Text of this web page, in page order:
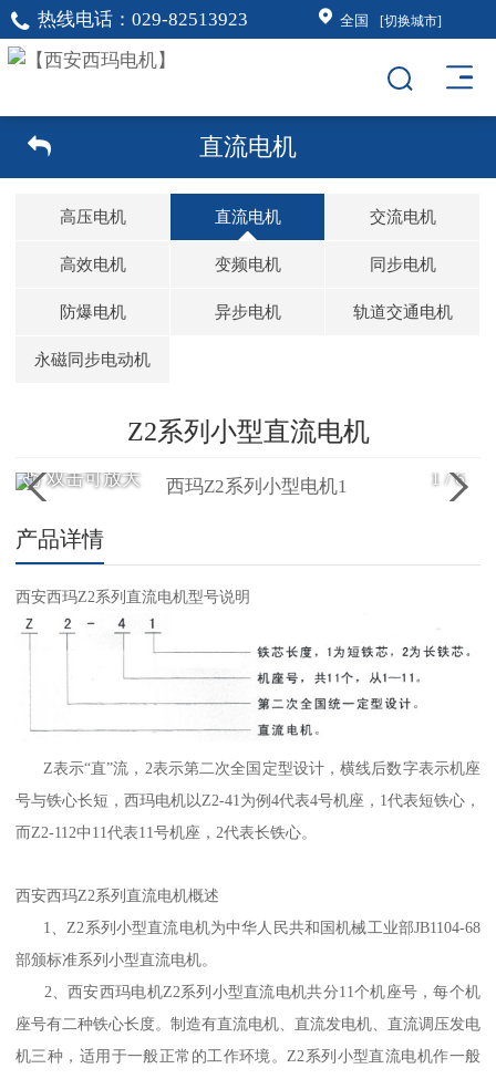
热线电话： 029-82513923 全国 [切换城市]
直流电机
高压电机 直流电机 交流电机
高效电机 变频电机 同步电机
防爆电机 异步电机 轨道交通电机
永磁同步电动机
Z2系列小型直流电机
1 /6
双击可放大
产品详情
西安西玛Z2系列直流电机型号说明
Z表示“直”流，2表示第二次全国定型设计，横线后数字表示机座
号与铁心长短，西玛电机以Z2-41为例4代表4号机座，1代表短铁心，
而Z2-112中11代表11号机座，2代表长铁心。
西安西玛Z2系列直流电机概述
1、Z2系列小型直流电机为中华人民共和国机械工业部JB1104-68
部颁标准系列小型直流电机。
2、西安西玛电机Z2系列小型直流电机共分11个机座号，每个机
座号有二种铁心长度。制造有直流电机、直流发电机、直流调压发电
机三种，适用于一般正常的工作环境。Z2系列小型直流电机作一般